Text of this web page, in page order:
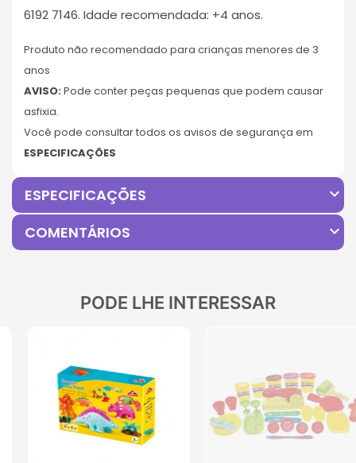
6192 7146. Idade recomendada: +4 anos.
Produto não recomendado para crianças menores de 3
anos
AVISO: Pode conter peças pequenas que podem causar
asfixia.
Você pode consultar todos os avisos de segurança em
ESPECIFICAÇÕES
ESPECIFICAÇÕES expand_more
COMENTÁRIOS expand_more
PODE LHE INTERESSAR